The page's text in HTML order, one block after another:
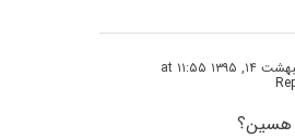
اردیبهشت ۱۴, ۱۳۹۵ at ۱۱:۵۵
هسین؟